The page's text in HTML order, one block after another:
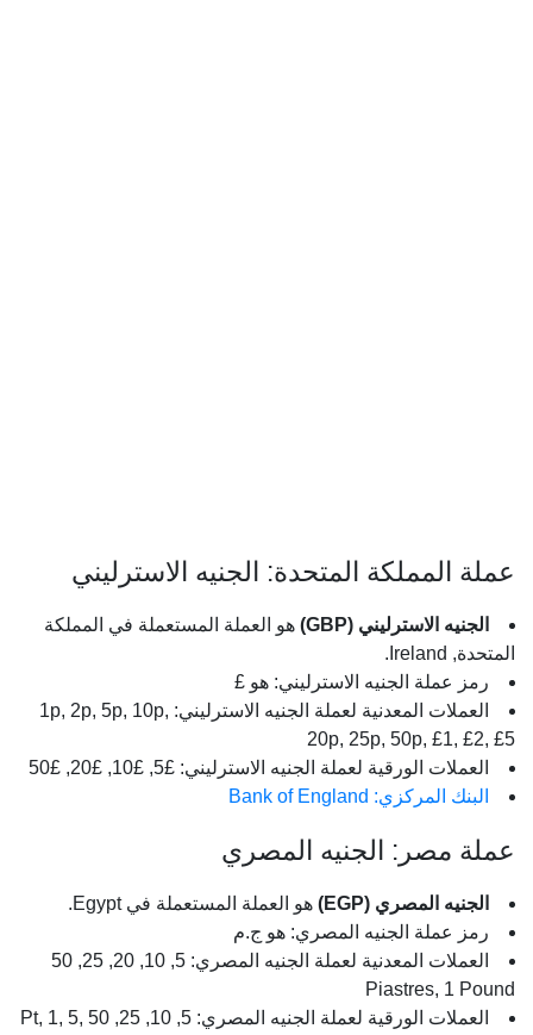
عملة المملكة المتحدة: الجنيه الاسترليني
الجنيه الاسترليني (GBP)
هو العملة المستعملة في المملكة
المتحدة, Ireland.
رمز عملة الجنيه الاسترليني: هو £
العملات المعدنية لعملة الجنيه الاسترليني: 1p, 2p, 5p, 10p,
20p, 25p, 50p, £1, £2, £5
العملات الورقية لعملة الجنيه الاسترليني: £5, £10, £20, £50
البنك المركزي: Bank of England
عملة مصر: الجنيه المصري
الجنيه المصري (EGP)
هو العملة المستعملة في Egypt.
رمز عملة الجنيه المصري: هو ج.م
العملات المعدنية لعملة الجنيه المصري: 5, 10, 20, 25, 50
Piastres, 1 Pound
العملات الورقية لعملة الجنيه المصري: 5, 10, 25, 50 Pt, 1, 5,